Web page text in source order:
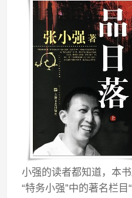
小强的读者都知道，本
“特务小强”中的著名栏